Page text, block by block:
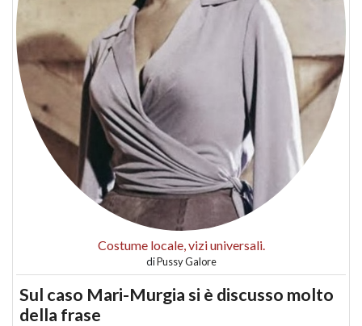
Costume locale, vizi universali.
diPussy Galore
Sul caso Mari-Murgia si è discusso molto
della frase